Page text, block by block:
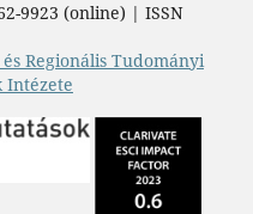
9923 (online) | ISSN
és Regionális Tudományi
Intézete